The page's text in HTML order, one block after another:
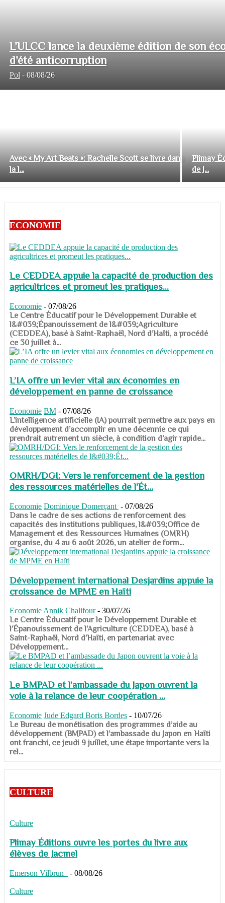
L’ULCC lance la deuxième édition de son
d’été anticorruption
Pol - 08/08/26
Avec « My Art Beats »: Rachelle Scott se livre dans
la l...
Plimay
de J...
ECONOMIE
Le CEDDEA appuie la capacité de production des
agricultrices et promeut les pratiques...
Economie - 07/08/26
​​​​​​​Le Centre Éducatif pour le Développement Durable et
l&#039;Épanouissement de l&#039;Agriculture
(CEDDEA), basé à Saint-Raphaël, Nord d’Haïti, a procédé
ce 30 juillet à...
L’IA offre un levier vital aux économies en
développement en panne de croissance
Economie BM - 07/08/26
​​​​​​​L’intelligence artificielle (IA) pourrait permettre aux pays en
développement d’accomplir en une décennie ce qui
prendrait autrement un siècle, à condition d’agir rapide...
OMRH/DGI: Vers le renforcement de la gestion
des ressources matérielles de l'Ét...
Economie Dominique Domerçant - 07/08/26
Dans le cadre de ses actions de renforcement des
capacités des institutions publiques, l&#039;Office de
Management et des Ressources Humaines (OMRH)
organise, du 4 au 6 août 2026, un atelier de form...
Développement international Desjardins appuie la
croissance de MPME en Haïti
Economie Annik Chalifour - 30/07/26
​​​​​​​Le Centre Éducatif pour le Développement Durable et
l’Épanouissement de l’Agriculture (CEDDEA), basé à
Saint-Raphaël, Nord d’Haïti, en partenariat avec
Développement...
Le BMPAD et l’ambassade du Japon ouvrent la
voie à la relance de leur coopération ...
Economie Jude Edgard Boris Bordes - 10/07/26
​​​​​​​Le Bureau de monétisation des programmes d’aide au
développement (BMPAD) et l’ambassade du Japon en Haïti
ont franchi, ce jeudi 9 juillet, une étape importante vers la
rel...
CULTURE
Culture
Plimay Éditions ouvre les portes du livre aux
élèves de Jacmel
Emerson Vilbrun - 08/08/26
Culture